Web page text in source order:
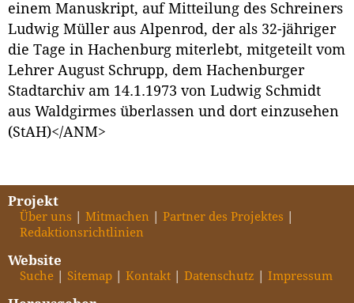
einem Manuskript, auf Mitteilung des Schreiners
Ludwig Müller aus Alpenrod, der als 32-jähriger
die Tage in Hachenburg miterlebt, mitgeteilt vom
Lehrer August Schrupp, dem Hachenburger
Stadtarchiv am 14.1.1973 von Ludwig Schmidt
aus Waldgirmes überlassen und dort einzusehen
(StAH)</ANM>
Projekt
Über uns Mitmachen
Partner des Projektes
Redaktionsrichtlinien
Website
Suche Sitemap Kontakt Datenschutz Impressum